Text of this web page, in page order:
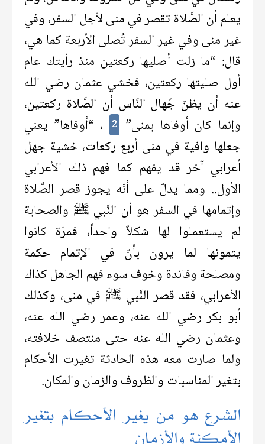
يعلم أن الصَّلاة تقصر في منى لأجل السفر، وفي
غير منى وفي غير السفر تُصلى الأربعة كما هي،
قال: “ما زلت أصليها ركعتين منذ رأيتك عام
أول صليتها ركعتين، فخشي عثمان رضي الله
عنه أن يظنّ جُهال النَّاس أن الصَّلاة ركعتين،
وإنما كان أوفاها بمنى” 2
، “أوفاها” يعني
جعلها وافية في منى أربع ركعات، خشية جهل
أعرابي آخر قد يفهم كما فهم ذلك الأعرابي
الأول.. ومما يدلّ على أنّه يجوز قصر الصَّلاة
وإتمامها في السفر هو أن النَّبي ﷺ والصحابة
لم يستعملوا لها شكلاً واحداً، فمرّة كانوا
يتمونها لما يرون بأنّ في الإتمام حكمة
ومصلحة وفائدة وخوف سوء فهم الجاهل كذاك
الأعرابي، فقد قصر النَّبي ﷺ في منى، وكذلك
أبو بكر رضي الله عنه، وعمر رضي الله عنه،
وعثمان رضي الله عنه حتى منتصف خلافته،
ولما صارت معه هذه الحادثة تغيرت الأحكام
بتغير المناسبات والظروف والزمان والمكان.
الشرع هو من يغير الأحكام بتغير
الأمكنة والأزمان